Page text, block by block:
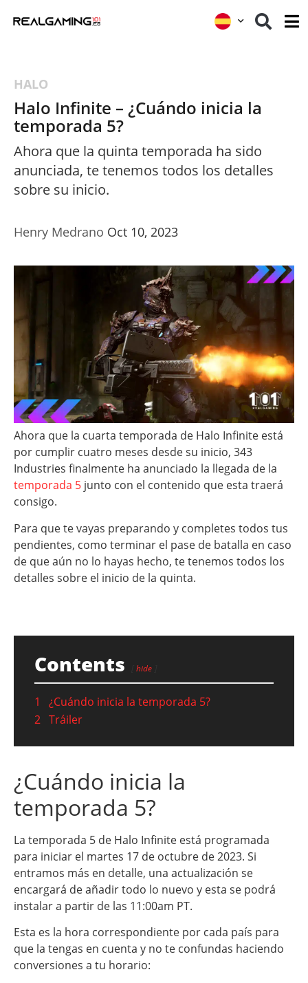
HALO
Halo Infinite – ¿Cuándo inicia la
temporada 5?
Ahora que la quinta temporada ha sido
anunciada, te tenemos todos los detalles
sobre su inicio.
Henry Medrano Oct 10, 2023
Ahora que la cuarta temporada de Halo Infinite está
por cumplir cuatro meses desde su inicio, 343
Industries finalmente ha anunciado la llegada de la
temporada 5 junto con el contenido que esta traerá
consigo.
Para que te vayas preparando y completes todos tus
pendientes, como terminar el pase de batalla en caso
de que aún no lo hayas hecho, te tenemos todos los
detalles sobre el inicio de la quinta.
Contents hide
1
¿Cuándo inicia la temporada 5?
2 Tráiler
¿Cuándo inicia la
temporada 5?
La temporada 5 de Halo Infinite está programada
para iniciar el martes 17 de octubre de 2023. Si
entramos más en detalle, una actualización se
encargará de añadir todo lo nuevo y esta se podrá
instalar a partir de las 11:00am PT.
Esta es la hora correspondiente por cada país para
que la tengas en cuenta y no te confundas haciendo
conversiones a tu horario: